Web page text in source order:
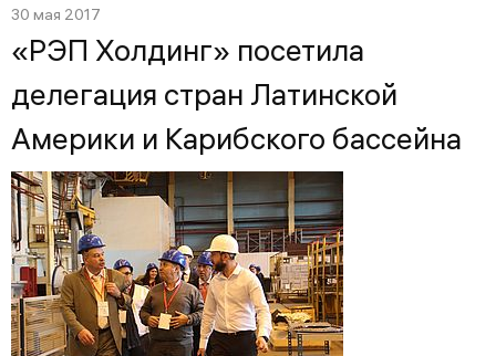
30 мая 2017
«РЭП Холдинг» посетила
делегация стран Латинской
Америки и Карибского бассейна